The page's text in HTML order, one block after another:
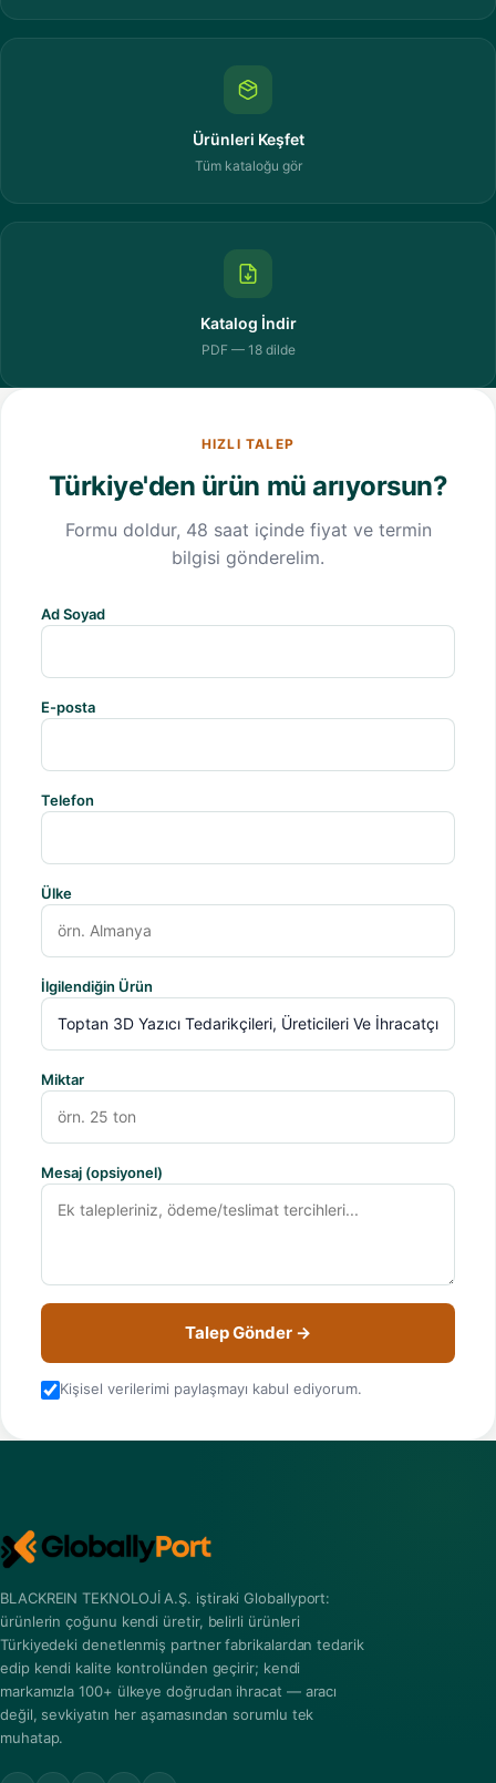
Ürünleri Keşfet
Tüm kataloğu gör
Katalog İndir
PDF — 18 dilde
HIZLI TALEP
Türkiye'den ürün mü arıyorsun?
Formu doldur, 48 saat içinde fiyat ve termin
bilgisi gönderelim.
Ad Soyad
E-posta
Telefon
Ülke
İlgilendiğin Ürün
Miktar
Mesaj (opsiyonel)
Talep Gönder →
Kişisel verilerimi paylaşmayı kabul ediyorum.
BLACKREIN TEKNOLOJİ A.Ş. iştiraki Globallyport:
ürünlerin çoğunu kendi üretir, belirli ürünleri
Türkiyedeki denetlenmiş partner fabrikalardan tedarik
edip kendi kalite kontrolünden geçirir; kendi
markamızla 100+ ülkeye doğrudan ihracat — aracı
değil, sevkiyatın her aşamasından sorumlu tek
muhatap.